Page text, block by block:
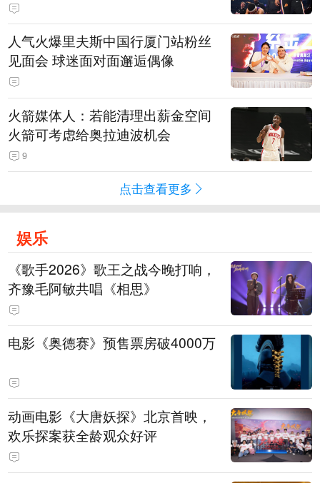
人气火爆里夫斯中国行厦门站粉丝
见面会 球迷面对面邂逅偶像
火箭媒体人：若能清理出薪金空间
火箭可考虑给奥拉迪波机会
9
点击查看更多
娱乐
《歌手2026》歌王之战今晚打响，
齐豫毛阿敏共唱《相思》
电影《奥德赛》预售票房破4000万
动画电影《大唐妖探》北京首映，
欢乐探案获全龄观众好评